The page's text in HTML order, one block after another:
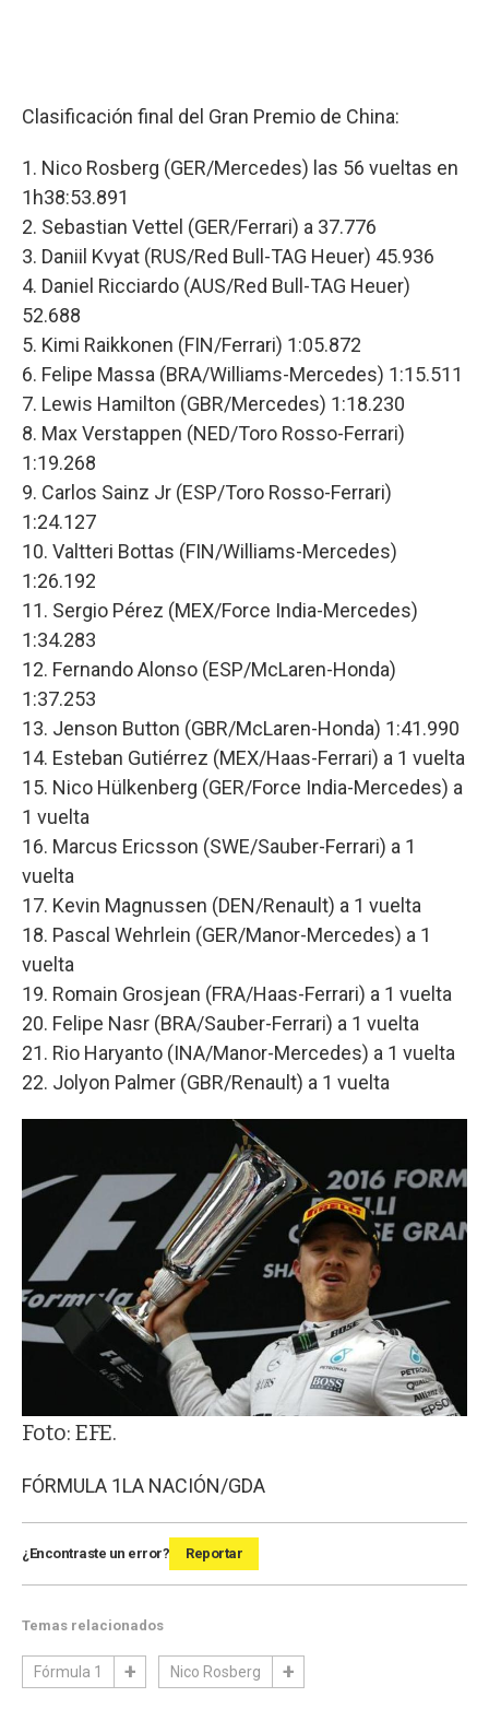
Clasificación final del Gran Premio de China:
1. Nico Rosberg (GER/Mercedes) las 56 vueltas en
1h38:53.891
2. Sebastian Vettel (GER/Ferrari) a 37.776
3. Daniil Kvyat (RUS/Red Bull-TAG Heuer) 45.936
4. Daniel Ricciardo (AUS/Red Bull-TAG Heuer)
52.688
5. Kimi Raikkonen (FIN/Ferrari) 1:05.872
6. Felipe Massa (BRA/Williams-Mercedes) 1:15.511
7. Lewis Hamilton (GBR/Mercedes) 1:18.230
8. Max Verstappen (NED/Toro Rosso-Ferrari)
1:19.268
9. Carlos Sainz Jr (ESP/Toro Rosso-Ferrari)
1:24.127
10. Valtteri Bottas (FIN/Williams-Mercedes)
1:26.192
11. Sergio Pérez (MEX/Force India-Mercedes)
1:34.283
12. Fernando Alonso (ESP/McLaren-Honda)
1:37.253
13. Jenson Button (GBR/McLaren-Honda) 1:41.990
14. Esteban Gutiérrez (MEX/Haas-Ferrari) a 1 vuelta
15. Nico Hülkenberg (GER/Force India-Mercedes) a
1 vuelta
16. Marcus Ericsson (SWE/Sauber-Ferrari) a 1
vuelta
17. Kevin Magnussen (DEN/Renault) a 1 vuelta
18. Pascal Wehrlein (GER/Manor-Mercedes) a 1
vuelta
19. Romain Grosjean (FRA/Haas-Ferrari) a 1 vuelta
20. Felipe Nasr (BRA/Sauber-Ferrari) a 1 vuelta
21. Rio Haryanto (INA/Manor-Mercedes) a 1 vuelta
22. Jolyon Palmer (GBR/Renault) a 1 vuelta
Foto: EFE.
FÓRMULA 1LA NACIÓN/GDA
¿Encontraste un error? Reportar
Temas relacionados
Fórmula 1 Nico Rosberg